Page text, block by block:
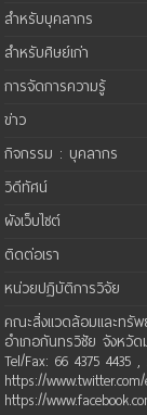
สำหรับบุคลากร
สำหรับศิษย์เก่า
การจัดการความรู้
ข่าว
กิจกรรม : บุคลากร
วิดีทัศน์
ผังเว็บไซต์
ติดต่อเรา
หน่วยปฏิบัติการวิจัย
คณะสิ่งแวดล้อมและทรั
อำเภอกันทรวิชัย จังหวั
Tel/Fax: 66 4375 4435
https://
https://